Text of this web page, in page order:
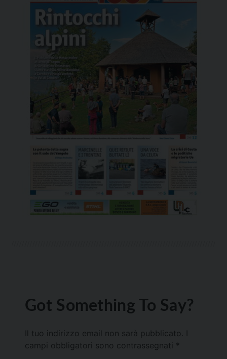
Got Something To Say?
Il tuo indirizzo email non sarà pubblicato.
campi obbligatori sono contrassegnati *